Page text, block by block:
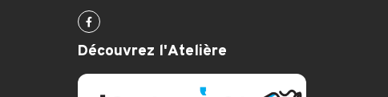
Découvrez l'Atelière